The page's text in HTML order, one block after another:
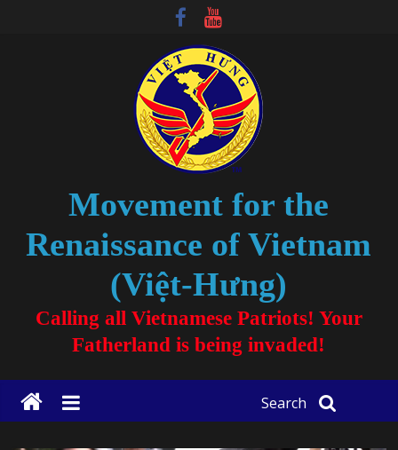
Movement for the
Renaissance of Vietnam
(Việt-Hưng)
Calling all Vietnamese Patriots! Your
Fatherland is being invaded!
Search